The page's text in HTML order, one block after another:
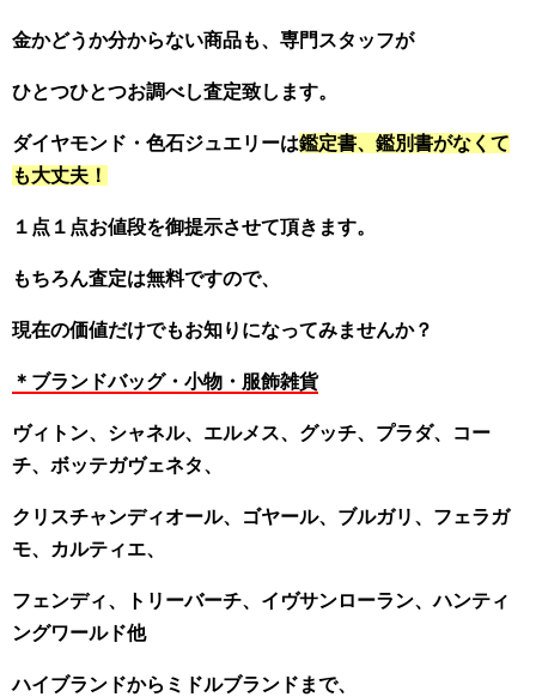
金かどうか分からない商品も、専門スタッフが
ひとつひとつお調べし査定致します。
ダイヤモンド・色石ジュエリーは鑑定書、鑑別書がなくて
も大丈夫！
１点１点お値段を御提示させて頂きます。
もちろん査定は無料ですので、
現在の価値だけでもお知りになってみませんか？
＊ブランドバッグ・小物・服飾雑貨
ヴィトン、シャネル、エルメス、グッチ、プラダ、コー
チ、ボッテガヴェネタ、
クリスチャンディオール、ゴヤール、ブルガリ、フェラガ
モ、カルティエ、
フェンディ、トリーバーチ、イヴサンローラン、ハンティ
ングワールド他
ハイブランドからミドルブランドまで、